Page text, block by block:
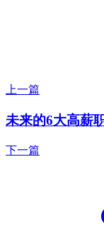
上一篇
未来的6大高薪
下一篇